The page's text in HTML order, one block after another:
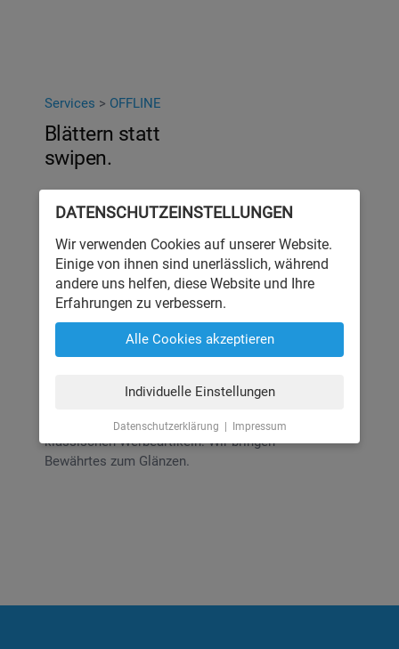
Services > OFFLINE
Blättern statt
swipen.
Es gibt noch eine Welt abseits von Pixeln.
entwickeln und ständig weiter. Und
traditionelle Medien verlangen
unkonventionelle Herangehensweisen.
Unser enges Netzwerk aus kreativen
Machern und gewandten Produzenten
Vom einfachen Flyer zum Radiospot,
Neugestaltung von Fahrzeugflotten oder
klassischen Werbeartikeln: Wir bringen
Bewährtes zum Glänzen.
DATENSCHUTZ­EINSTELLUNGEN
Wir verwenden Cookies auf unserer Website.
Einige von ihnen sind unerlässlich, während
andere uns helfen, diese Website und Ihre
Erfahrungen zu verbessern.
Alle Cookies akzeptieren
Individuelle Einstellungen
Datenschutzerklärung Impressum